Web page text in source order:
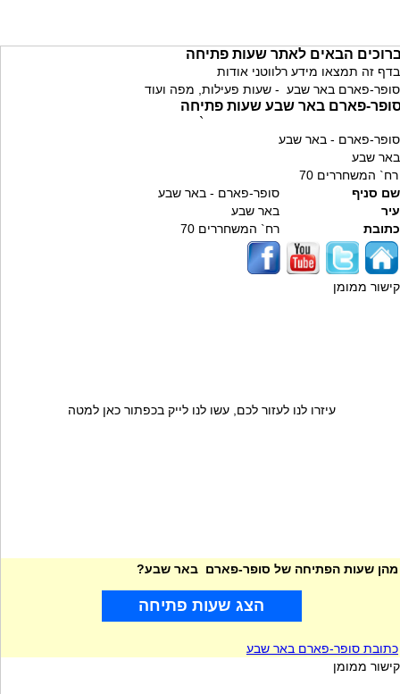
הבאים לאתר שעות פתיחה
בדף זה תמצאו מידע רלווטני אודות
סופר-פארם באר שבע - שעות פעילות, מפה ועוד
פארם באר שבע שעות פתיחה
`
סופר-פארם - באר שבע
באר שבע
רח` המשחררים 70
שם סניף
סופר-פארם - באר שבע
עיר
באר שבע
כתובת
רח` המשחררים 70
קישור ממומן
עיזרו לנו לעזור לכם, עשו לנו לייק בכפתור כאן למטה
מהן שעות הפתיחה של סופר-פארם באר שבע?
הצג שעות פתיחה
כתובת סופר-פארם באר שבע
קישור ממומן